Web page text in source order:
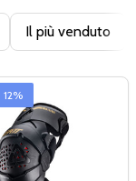
Il più venduto
12%